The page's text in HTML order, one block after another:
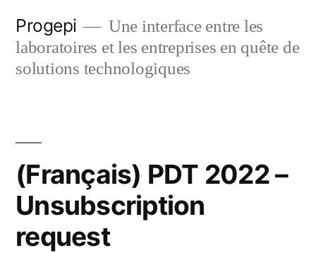
content
Progepi
Une interface entre les
laboratoires et les entreprises en quête de
solutions technologiques
(Français) PDT 2022 –
Unsubscription
request